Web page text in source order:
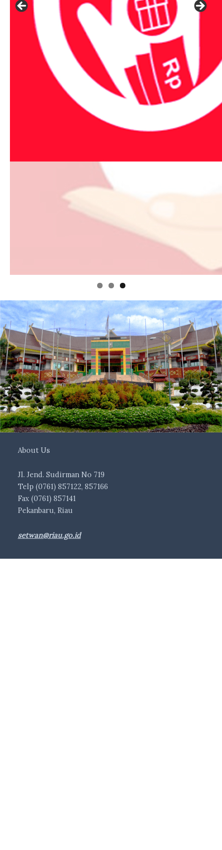
About Us
Jl. Jend. Sudirman No 719
Telp (0761) 857122, 857166
Fax (0761) 857141
Pekanbaru, Riau
setwan@riau.go.id